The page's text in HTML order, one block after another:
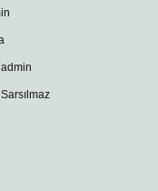
admin
Sarsılmaz